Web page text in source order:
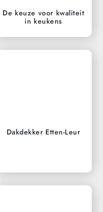
De keuze voor kwaliteit
in keukens
Dakdekker Etten-Leur